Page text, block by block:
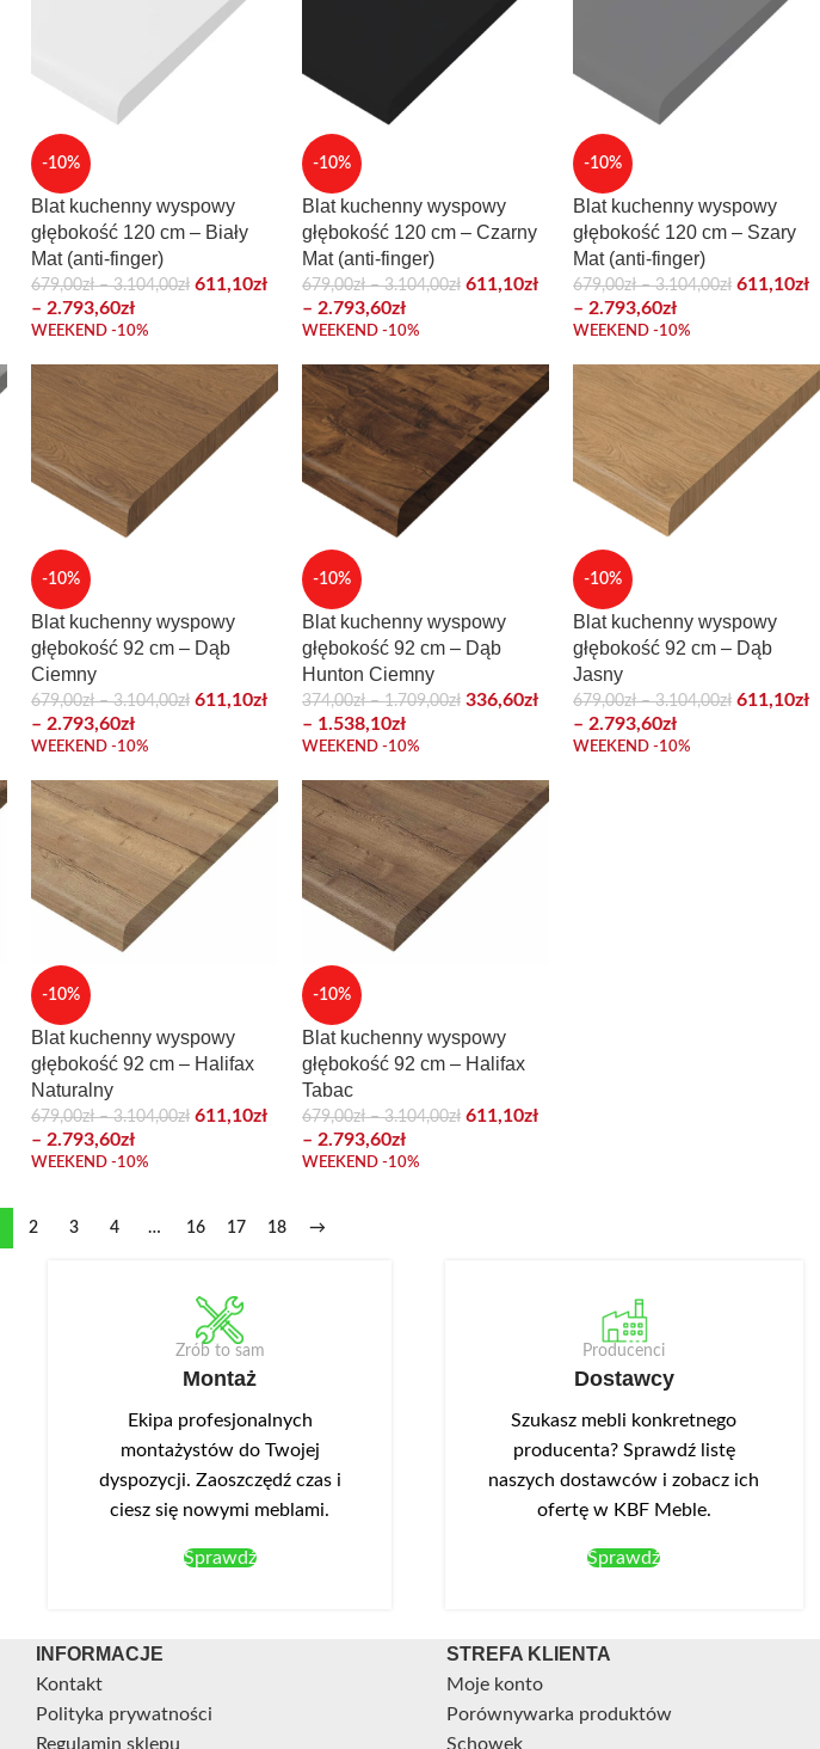
-10%
Blat kuchenny wyspowy
głębokość 120 cm – Biały
Mat (anti-finger)
679,00zł – 3.104,00zł 611,10zł
– 2.793,60zł
WEEKEND -10%
-10%
Blat kuchenny wyspowy
głębokość 120 cm – Czarny
Mat (anti-finger)
679,00zł – 3.104,00zł 611,10zł
– 2.793,60zł
WEEKEND -10%
-10%
Blat kuchenny wyspowy
głębokość 120 cm – Szary
Mat (anti-finger)
679,00zł – 3.104,00zł 611,10zł
– 2.793,60zł
WEEKEND -10%
-10%
Blat kuchenny wyspowy
głębokość 92 cm – Dąb
Ciemny
679,00zł – 3.104,00zł 611,10zł
– 2.793,60zł
WEEKEND -10%
-10%
Blat kuchenny wyspowy
głębokość 92 cm – Dąb
Hunton Ciemny
374,00zł – 1.709,00zł 336,60zł
– 1.538,10zł
WEEKEND -10%
-10%
Blat kuchenny wyspowy
głębokość 92 cm – Dąb
Jasny
679,00zł – 3.104,00zł 611,10zł
– 2.793,60zł
WEEKEND -10%
-10%
Blat kuchenny wyspowy
głębokość 92 cm – Halifax
Naturalny
679,00zł – 3.104,00zł 611,10zł
– 2.793,60zł
WEEKEND -10%
-10%
Blat kuchenny wyspowy
głębokość 92 cm – Halifax
Tabac
679,00zł – 3.104,00zł 611,10zł
– 2.793,60zł
WEEKEND -10%
2 3 4 … 16 17 18 →
Zrób to sam
Montaż
Ekipa profesjonalnych
montażystów do Twojej
dyspozycji. Zaoszczędź czas i
ciesz się nowymi meblami.
Sprawdź
Producenci
Dostawcy
Szukasz mebli konkretnego
producenta? Sprawdź listę
naszych dostawców i zobacz ich
ofertę w KBF Meble.
Sprawdź
INFORMACJE
Kontakt
Polityka prywatności
Regulamin sklepu
STREFA KLIENTA
Moje konto
Porównywarka produktów
Schowek